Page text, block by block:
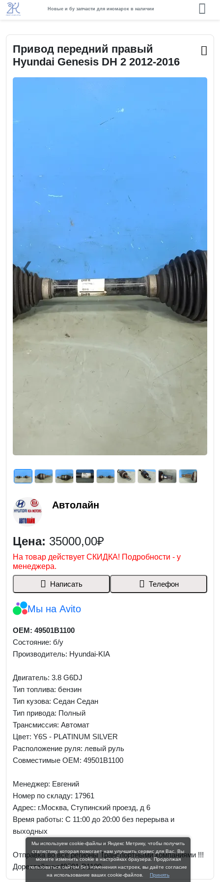
Новые и бу запчасти для иномарок в наличии
Привод передний правый
Hyundai Genesis DH 2 2012-2016
❮Previous ❯Next
Автолайн
Цена: 35000,00₽
На товар действует СКИДКА! Подробности - у
менеджера.
Написать Телефон
Мы на Avito
OEM: 49501B1100
Состояние: б/у
Производитель: Hyundai-KIA
Двигатель: 3.8 G6DJ
Тип топлива: бензин
Тип кузова: Седан Седан
Тип привода: Полный
Трансмиссия: Автомат
Цвет: Y6S - PLATINUM SILVER
Расположение руля: левый руль
Совместимые OEM: 49501B1100
Менеджер: Евгений
Номер по складу: 17961
Адрес: г.Москва, Ступинский проезд, д 6
Время работы: С 11:00 до 20:00 без перерыва и
выходных
Отправка во все регионы Транспортными компаниями !!!
Дорестайлинг49501-B1100
Мы используем cookie-файлы и Яндекс Метрику, чтобы получить
статистику, которая помогает нам улучшить сервис для Вас. Вы
можете изменить cookie в настройках браузера. Продолжая
пользоваться сайтом без изменения настроек, вы даёте согласие
на использование ваших cookie-файлов.
Принять